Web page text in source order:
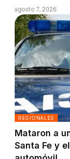
agosto 7, 2026
REGIONALES
Mataron a
Santa Fe y